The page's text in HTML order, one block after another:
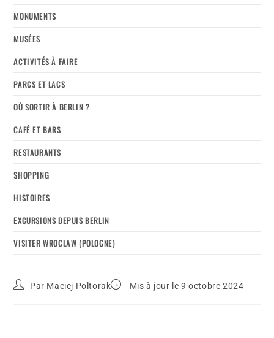
MONUMENTS
MUSÉES
ACTIVITÉS À FAIRE
PARCS ET LACS
OÙ SORTIR À BERLIN ?
CAFÉ ET BARS
RESTAURANTS
SHOPPING
HISTOIRES
EXCURSIONS DEPUIS BERLIN
VISITER WROCLAW (POLOGNE)
Par Maciej Poltorak Mis à jour le 9 octobre 2024